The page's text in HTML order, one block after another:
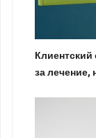
за лечение,